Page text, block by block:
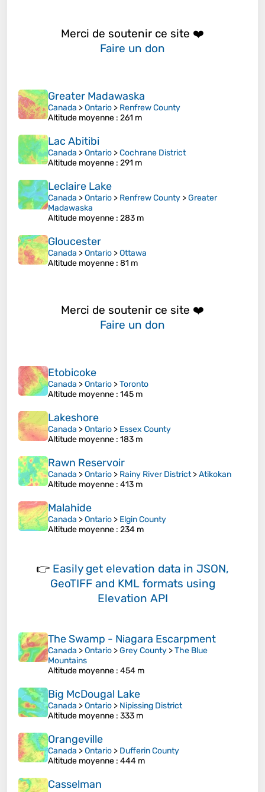
Merci de soutenir ce site ❤️
Faire un don
Greater Madawaska
Canada >Ontario > Renfrew County
Altitude moyenne : 261 m
Lac Abitibi
Canada >Ontario >Cochrane District
Altitude moyenne : 291 m
Leclaire Lake
Canada >Ontario > Renfrew County >Greater
Madawaska
Altitude moyenne : 283 m
Gloucester
Canada >Ontario >Ottawa
Altitude moyenne : 81 m
Merci de soutenir ce site ❤️
Faire un don
Etobicoke
Canada >Ontario >Toronto
Altitude moyenne : 145 m
Lakeshore
Canada >Ontario > Essex County
Altitude moyenne : 183 m
Rawn Reservoir
Canada >Ontario > Rainy River District>Atikokan
Altitude moyenne : 413 m
Malahide
Canada >Ontario > Elgin County
Altitude moyenne : 234 m
👉 Easily get elevation data in JSON,
GeoTIFF and KML formats using
Elevation API
The Swamp - Niagara Escarpment
Canada >Ontario >Grey County >The Blue
Mountains
Altitude moyenne : 454 m
Big McDougal Lake
Canada >Ontario > Nipissing District
Altitude moyenne : 333 m
Orangeville
Canada >Ontario > Dufferin County
Altitude moyenne : 444 m
Casselman